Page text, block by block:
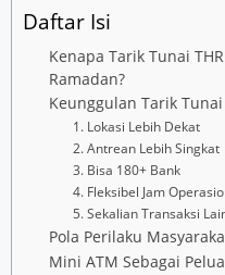
Daftar Isi
Kenapa Tarik Tunai
Ramadan?
Keunggulan Tarik
1. Lokasi Lebih Dekat
2. Antrean Lebih Singkat
3. Bisa 180+ Bank
4. Fleksibel Jam
5. Sekalian Transaksi
Pola Perilaku
Mini ATM Sebagai